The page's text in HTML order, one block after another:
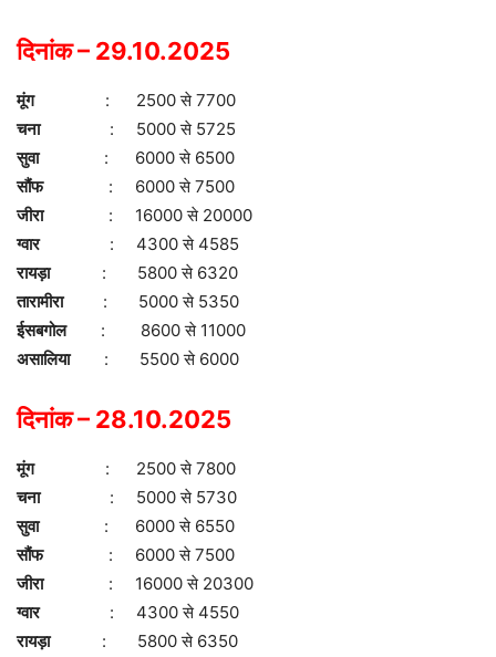
दिनांक – 29.10.2025
मूंग: 2500 से 7700
चना : 5000 से 5725
सुवा : 6000 से 6500
सौंफ
: 6000 से 7500
जीरा : 16000 से 20000
ग्वार
: 4300 से 4585
रायड़ा : 5800 से 6320
तारामीरा: 5000 से 5350
ईसबगोल
: 8600 से 11000
असालिया : 5500 से 6000
दिनांक – 28.10.2025
मूंग: 2500 से 7800
चना : 5000 से 5730
सुवा : 6000 से 6550
सौंफ
: 6000 से 7500
जीरा : 16000 से 20300
ग्वार
: 4300 से 4550
रायड़ा : 5800 से 6350